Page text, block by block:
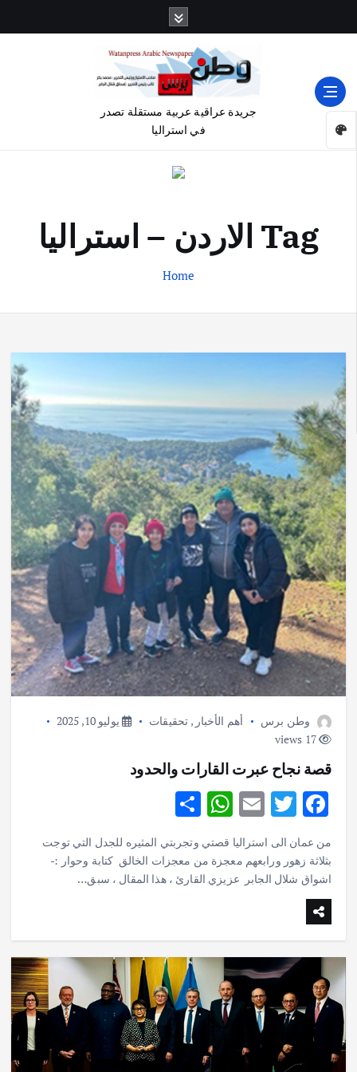
جريدة عراقية عربية مستقلة تصدر
في استراليا
Tag الاردن – استراليا
Home
وطن برس أهم الأخبار , تحقيقات
يوليو 10, 2025
17 views
قصة نجاح عبرت القارات والحدود
F
ac
e
b
o
k
T
w
it
te
E
m
ai
l
W
at
s
p
p
S
ar
e
من عمان الى استراليا قصتي وتجربتي المثيره للجدل التي توجت
بثلاثة زهور ورابعهم معجزة من معجزات الخالق كتابة وحوار :-
اشواق شلال الجابر عزيزي القارئ ، هذا المقال ، سبق…